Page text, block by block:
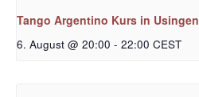
Tango Argentino Kurs in Usingen
6. August @ 20:00 - 22:00 CEST